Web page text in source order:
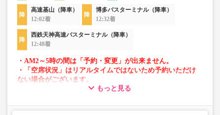
高速基山（降車）
12:02着
博多バスターミナル（降車）
12:32着
西鉄天神高速バスターミナル（降車）
12:48着
・AM2～5時の間は「予約・変更」が出来ません。
・「空席状況」はリアルタイムではないため予約いただけ
ない場合がございます。
・車両は予告なく変更となる場合がございます。これに伴
で、あらかじめご了承ください。
もっと見る